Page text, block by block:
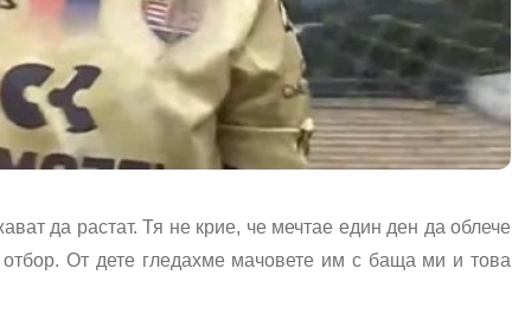
да растат. Тя не крие, че мечтае един ден да облече
отбор. От дете гледахме мачовете им с баща ми и това